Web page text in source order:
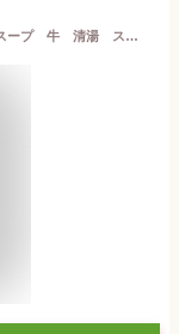
満州楼の牛肉冬瓜スープ 牛肉 冬瓜 蒸しスープ 牛 清湯 スープ ホロホロ牛肉 450g 湯煎 簡単調理 中華料理 中華 お取り寄せグルメ ボリューム満点